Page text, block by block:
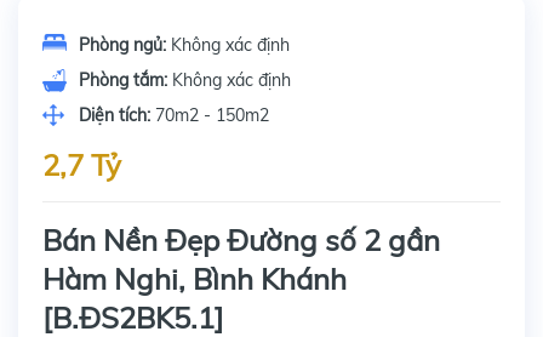
Phòng ngủ: Không xác định
Phòng tắm: Không xác định
Diện tích: 70m2 - 150m2
2,7 Tỷ
Bán Nền Đẹp Đường số 2 gần
Hàm Nghi, Bình Khánh
[B.ĐS2BK5.1]